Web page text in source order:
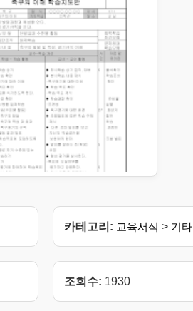
카테고리: 교육서식 > 기타
조회수: 1930